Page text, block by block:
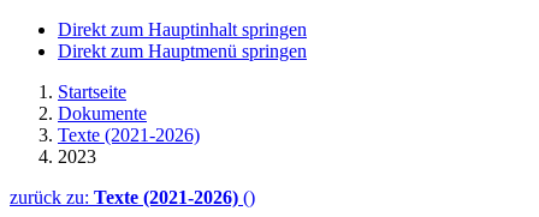
Direkt zum Hauptinhalt springen
Direkt zum Hauptmenü springen
Startseite
Dokumente
Texte (2021-2026)
2023
zurück zu: Texte (2021-2026) ()